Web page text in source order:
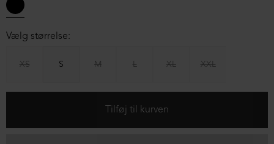
Vælg størrelse:
XS S M L XL XXL